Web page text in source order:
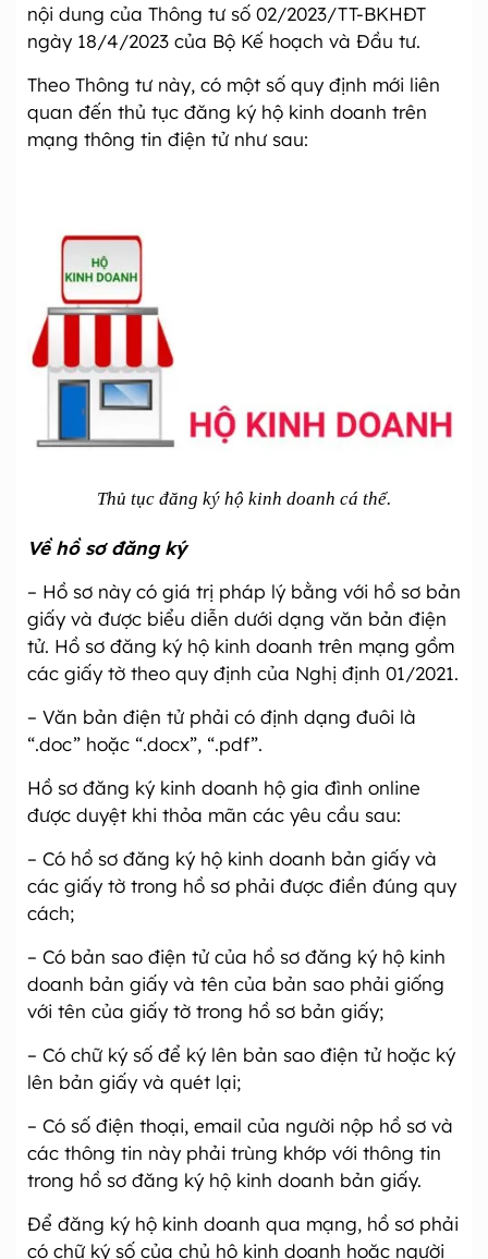
nội dung của Thông tư số 02/2023/TT-BKHĐT
ngày 18/4/2023 của Bộ Kế hoạch và Đầu tư.
Theo Thông tư này, có một số quy định mới liên
quan đến thủ tục đăng ký hộ kinh doanh trên
mạng thông tin điện tử như sau:
Thủ tục đăng ký hộ kinh doanh cá thể.
Về hồ sơ đăng ký
– Hồ sơ này có giá trị pháp lý bằng với hồ sơ bản
giấy và được biểu diễn dưới dạng văn bản điện
tử. Hồ sơ đăng ký hộ kinh doanh trên mạng gồm
các giấy tờ theo quy định của Nghị định 01/2021.
– Văn bản điện tử phải có định dạng đuôi là
“.doc” hoặc “.docx”, “.pdf”.
Hồ sơ đăng ký kinh doanh hộ gia đình online
được duyệt khi thỏa mãn các yêu cầu sau:
– Có hồ sơ đăng ký hộ kinh doanh bản giấy và
các giấy tờ trong hồ sơ phải được điền đúng quy
cách;
– Có bản sao điện tử của hồ sơ đăng ký hộ kinh
doanh bản giấy và tên của bản sao phải giống
với tên của giấy tờ trong hồ sơ bản giấy;
– Có chữ ký số để ký lên bản sao điện tử hoặc ký
lên bản giấy và quét lại;
– Có số điện thoại, email của người nộp hồ sơ và
các thông tin này phải trùng khớp với thông tin
trong hồ sơ đăng ký hộ kinh doanh bản giấy.
Để đăng ký hộ kinh doanh qua mạng, hồ sơ phải
có chữ ký số của chủ hộ kinh doanh hoặc người